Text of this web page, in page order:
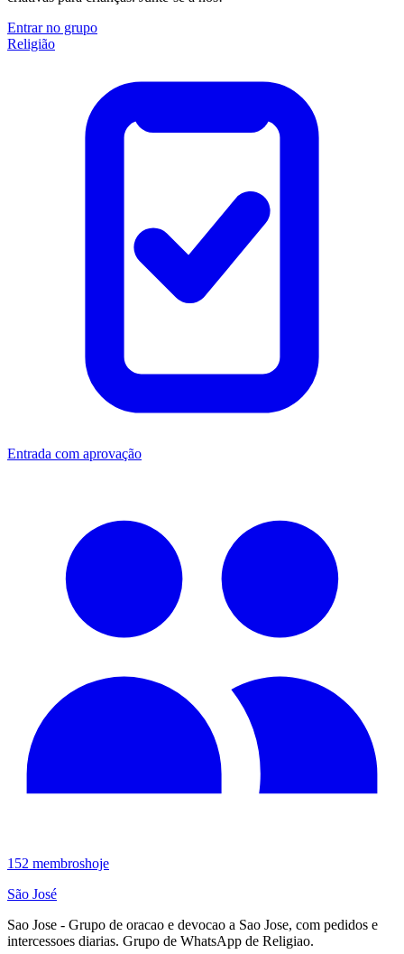
Entrar no grupo
Religião
Entrada com aprovação
152 membroshoje
São José
Sao Jose - Grupo de oracao e devocao a Sao Jose, com pedidos e
intercessoes diarias. Grupo de WhatsApp de Religiao.